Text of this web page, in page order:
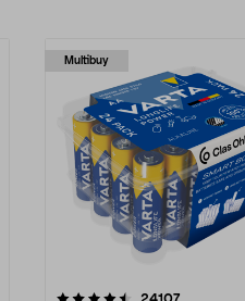
Multibuy
4.5av 5 stjerner